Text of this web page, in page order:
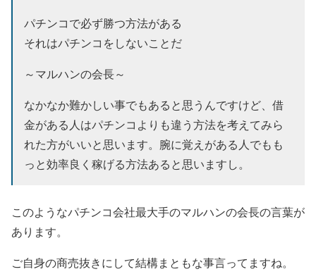
パチンコで必ず勝つ方法がある
それはパチンコをしないことだ
～マルハンの会長～
なかなか難かしい事でもあると思うんですけど、借
金がある人はパチンコよりも違う方法を考えてみら
れた方がいいと思います。腕に覚えがある人でもも
っと効率良く稼げる方法あると思いますし。
このようなパチンコ会社最大手のマルハンの会長の言葉が
あります。
ご自身の商売抜きにして結構まともな事言ってますね。